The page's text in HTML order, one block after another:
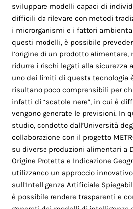
sviluppare modelli capaci di
difficili da rilevare con metodi
i microrganismi e i fattori
questi modelli, è possibile
l’origine di un prodotto alimentare,
ridurre i rischi legati alla sicurezza
uno dei limiti di questa tecnologia
risultano poco comprensibili per
infatti di “scatole nere”, in cui è
vengono generate le previsioni. In
studio, condotto dall’Università
collaborazione con il progetto
su diverse produzioni alimentari a
Origine Protetta e Indicazione
utilizzando un approccio
sull’Intelligenza Artificiale
è possibile rendere trasparenti e